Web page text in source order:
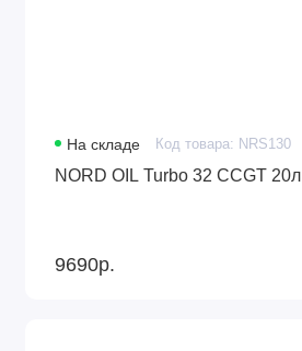
На складе Код товара: NRS130
NORD OIL Turbo 32 CCGT 20л
9690р.